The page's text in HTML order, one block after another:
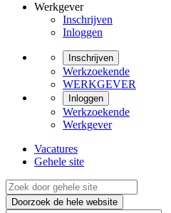
Werkgever
Inschrijven
Inloggen
Inschrijven
Werkzoekende
WERKGEVER
Inloggen
Werkzoekende
Werkgever
Vacatures
Gehele site